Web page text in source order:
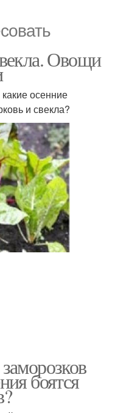
Овощи
осенние
и свекла?
боятся